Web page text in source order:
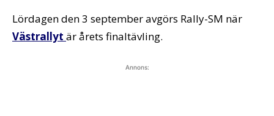
Lördagen den 3 september avgörs Rally-SM när
Västrallyt är årets finaltävling.
Annons: